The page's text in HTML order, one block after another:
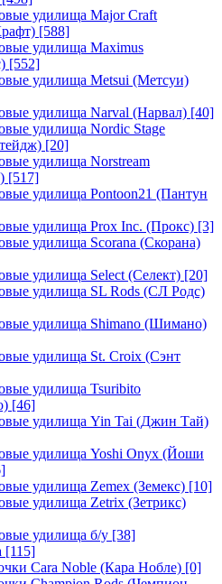
удилища Major Craft
[588]
удилища Maximus
[552]
удилища Metsui (Метсуи)
удилища Narval (Нарвал) [40]
удилища Nordic Stage
[20]
удилища Norstream
[517]
удилища Pontoon21 (Пантун
удилища Prox Inc. (Прокс) [3]
удилища Scorana (Скорана)
удилища Select (Селект) [20]
удилища SL Rods (СЛ Родс)
удилища Shimano (Шимано)
удилища St. Croix (Сэнт
удилища Tsuribito
[46]
удилища Yin Tai (Джин Тай)
удилища Yoshi Onyx (Йоши
удилища Zemex (Земекс) [10]
удилища Zetrix (Зетрикс)
удилища б/у [38]
[115]
Cara Noble (Кара Нобле) [0]